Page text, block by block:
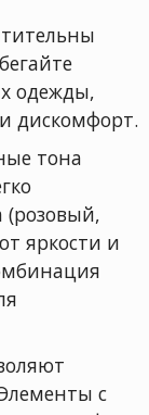
одежды,
дискомфорт.
тона
(розовый,
яркости и
с